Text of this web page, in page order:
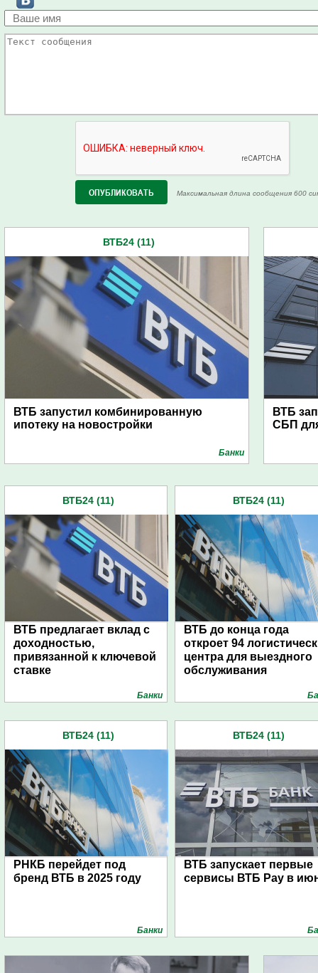
Максимальная длина сообщения 600
ВТБ24 (11)
ВТБ запустил комбинированную
ипотеку на новостройки
Банки
ВТБ
СБП
ВТБ24 (11)
ВТБ предлагает вклад с
доходностью,
привязанной к ключевой
ставке
Банки
ВТБ24 (11)
ВТБ до конца года
откроет 94
центра для выездного
обслуживания
ВТБ24 (11)
РНКБ перейдет под
бренд ВТБ в 2025 году
Банки
ВТБ24 (11)
ВТБ запускает первые
сервисы ВТБ Pay в